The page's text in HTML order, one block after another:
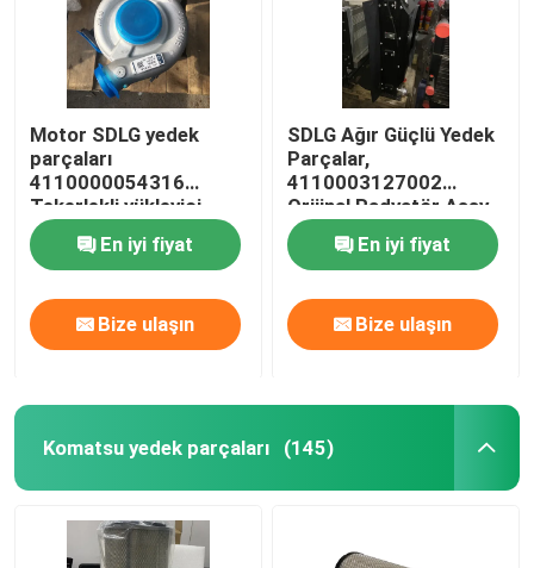
Motor SDLG yedek
parçaları
4110000054316
Tekerlekli yükleyici
turboşarj
En iyi fiyat
Bize ulaşın
SDLG Ağır Güçlü Yedek
Parçalar,
4110003127002
Orijinal Radyatör Assy
En iyi fiyat
Bize ulaşın
Komatsu yedek parçaları (145)